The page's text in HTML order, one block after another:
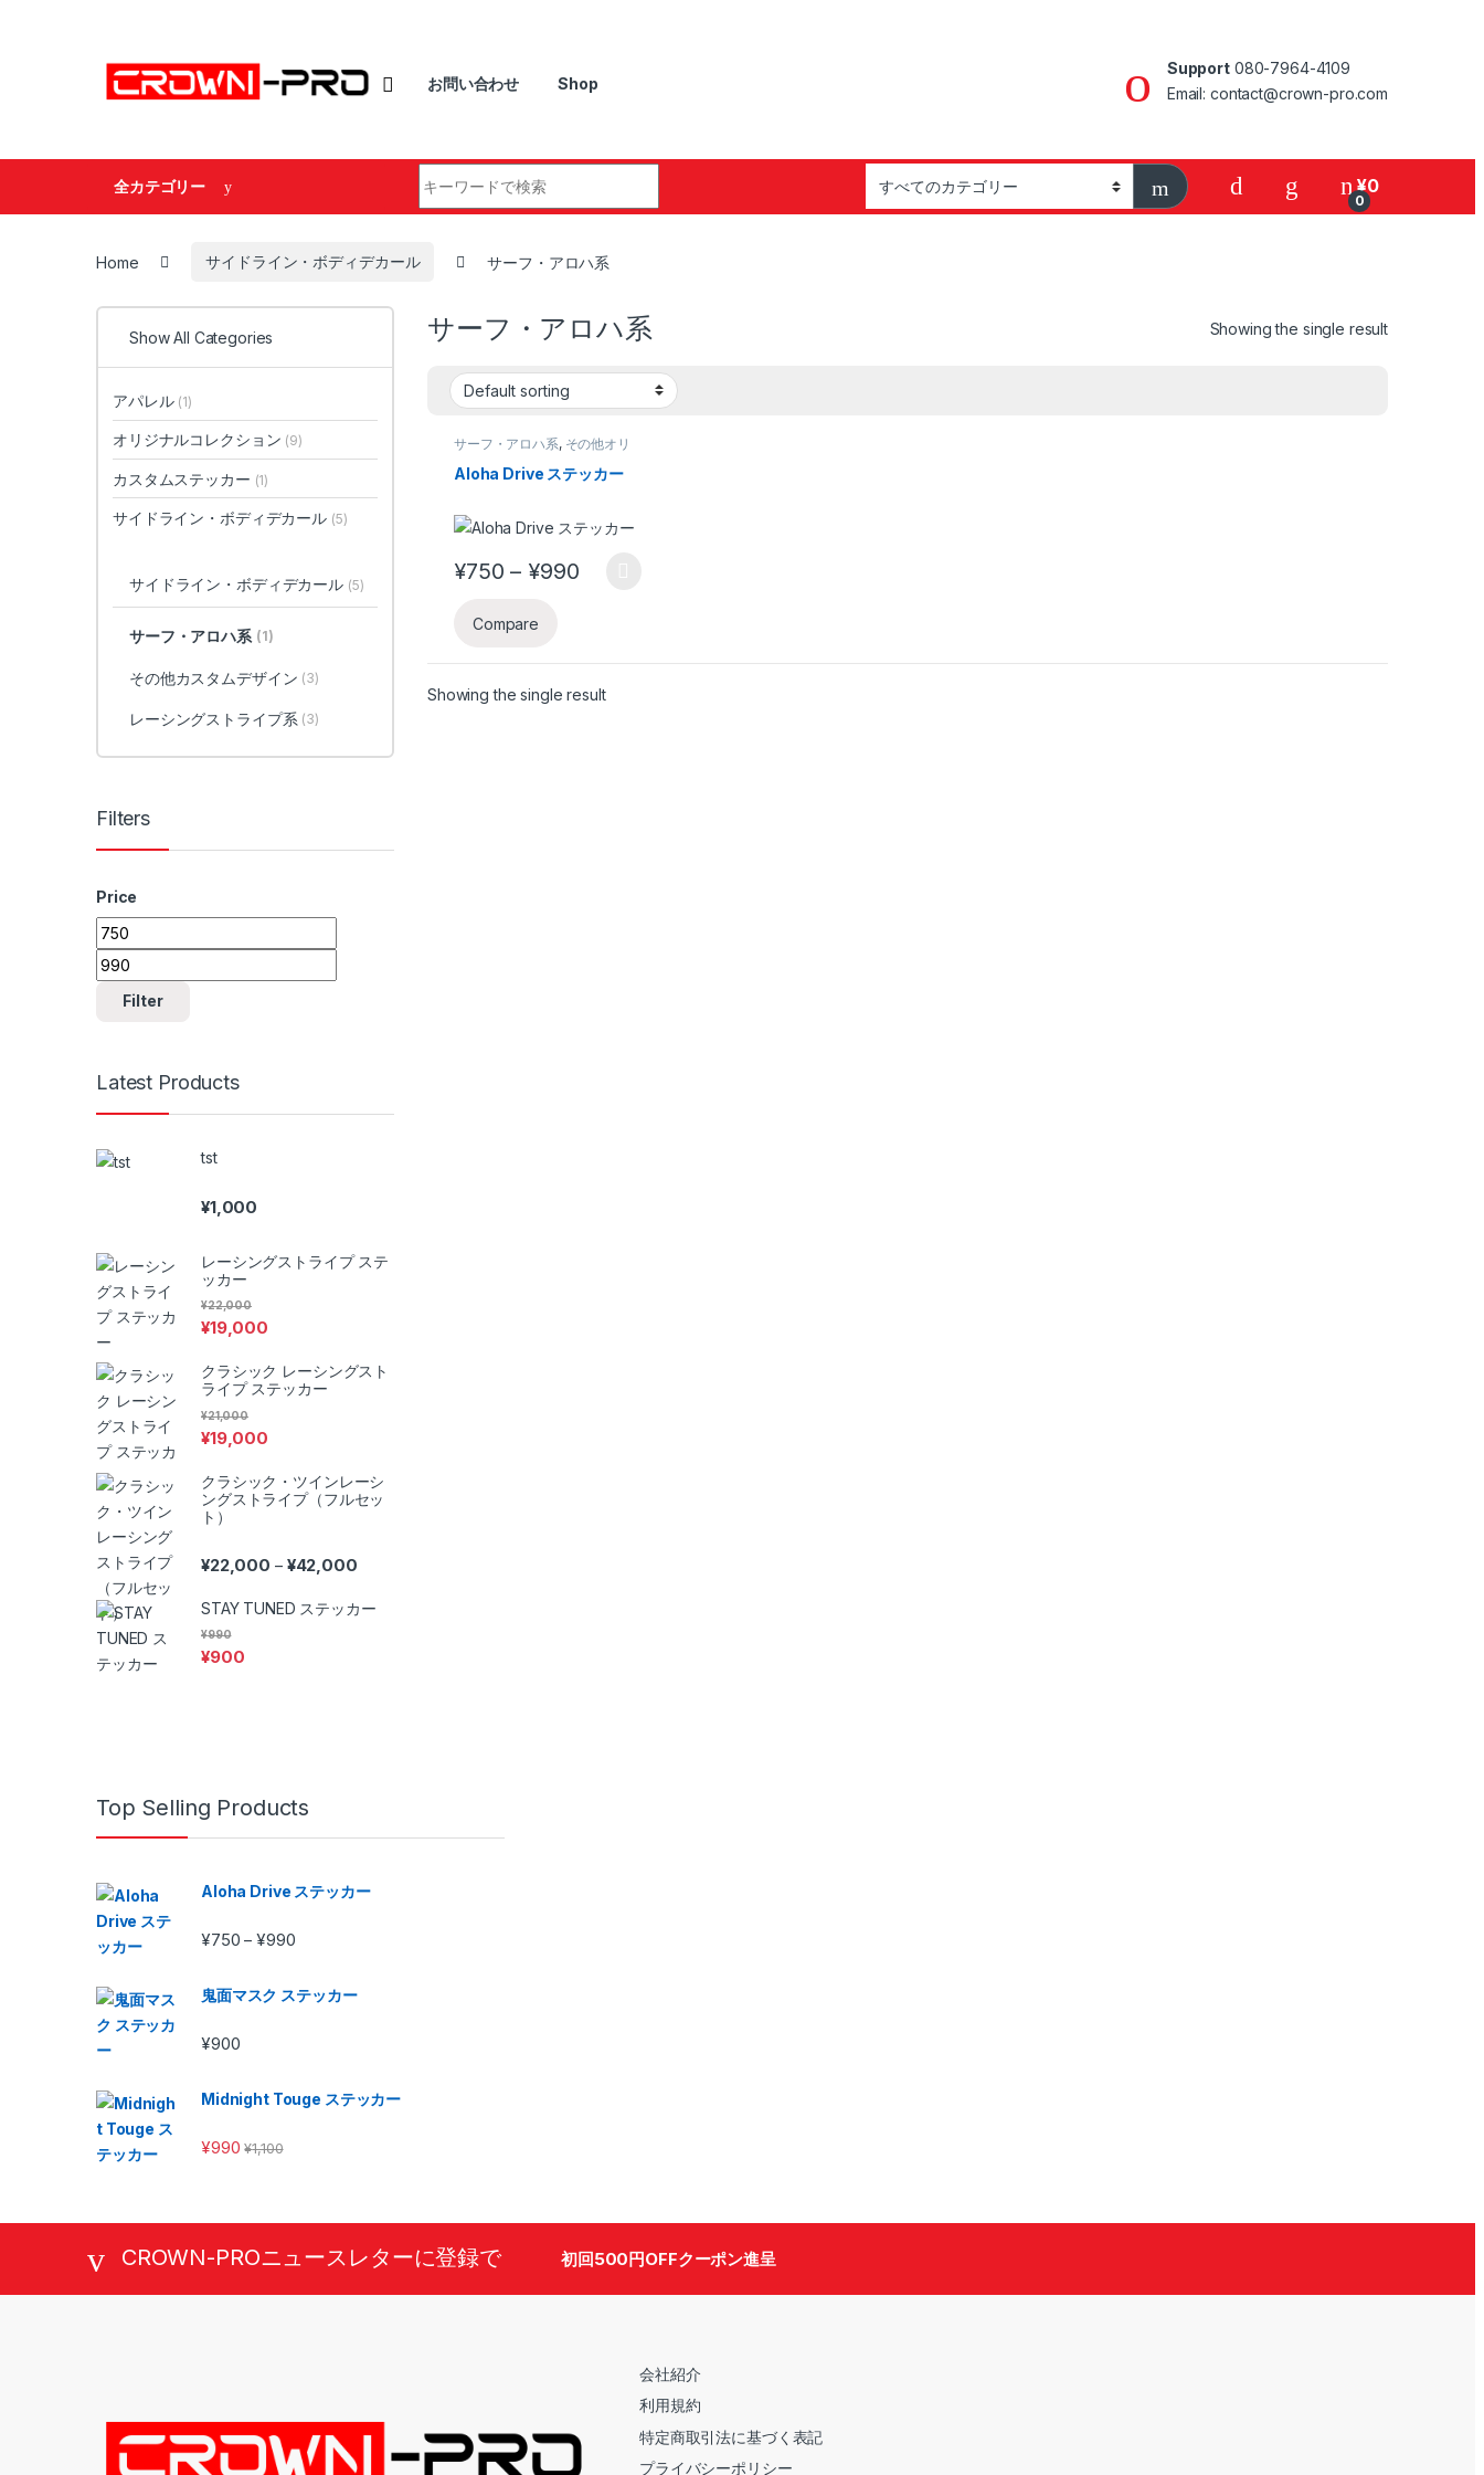
お問い合わせ Shop
Support080-7964-4109
Email: contact@crown-pro.com
全カテゴリー
0
¥0
Home サイドライン・ボディデカール サーフ・アロハ系
サーフ・アロハ系 Showing the single result
サーフ・アロハ系, その他オリ
ムデザイン
Aloha Drive ステッカー
¥750 – ¥990Price range: ¥750 through ¥990
This product has multiple variants. The options may be chosen on the product page
Compare
Showing the single result
Show All Categories
アパレル (1)
オリジナルコレクション (9)
カスタムステッカー (1)
サイドライン・ボディデカール (5)
サイドライン・ボディデカール (5)
サーフ・アロハ系 (1)
その他カスタムデザイン (3)
レーシングストライプ系 (3)
Filters
Price
Min price
Max price
Filter
Latest Products
tst
¥1,000
レーシングストライプ ステ
ッカー
¥19,000
¥22,000
クラシック レーシングスト
ライプ ステッカー
¥19,000
¥21,000
クラシック・ツインレーシ
ングストライプ（フルセッ
ト）
¥22,000 – ¥42,000Price range: ¥22,000 through ¥42,000
STAY TUNED ステッカー
¥900
¥990
Top Selling Products
Aloha Drive ステッカー
¥750 – ¥990Price range: ¥750 through ¥990
鬼面マスク ステッカー
¥900
Midnight Touge ステッカー
¥990 ¥1,100
CROWN-PROニュースレターに登録で 初回500円OFFクーポン進呈
会社紹介
利用規約
特定商取引法に基づく表記
プライバシーポリシー